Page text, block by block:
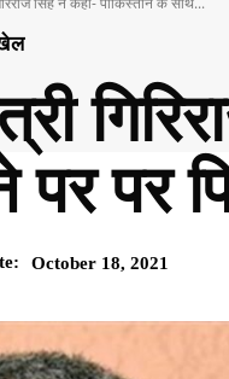
पर
October 18, 2021